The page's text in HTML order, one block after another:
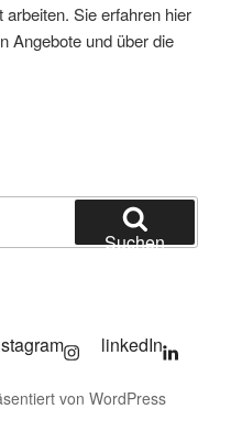
Sie erfahren hier
Angebote und über die
Suchen
linkedIn
von WordPress